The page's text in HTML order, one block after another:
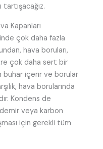
Kapanları
çok daha fazla
hava boruları,
çok daha sert bir
buhar içerir ve borular
hava borularında
Kondens de
veya karbon
için gerekli tüm